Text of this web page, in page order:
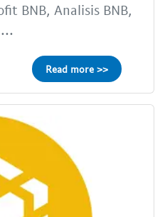
BNB, Analisis BNB,
Read more >>